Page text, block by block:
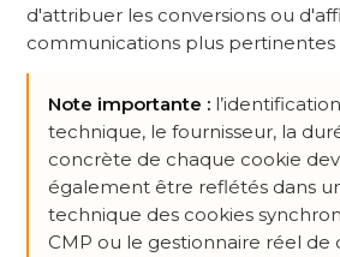
d'attribuer les conversions ou
communications plus pertinentes
Note importante :
technique, le fournisseur, la
concrète de chaque cookie
également être reflétés dans
technique des cookies
CMP ou le gestionnaire réel